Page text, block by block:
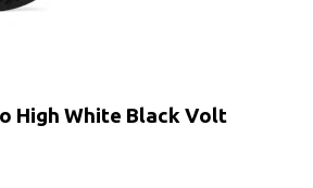
High White Black Volt